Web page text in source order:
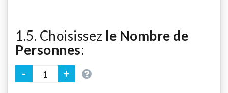
1.5. Choisissez le Nombre de
Personnes: